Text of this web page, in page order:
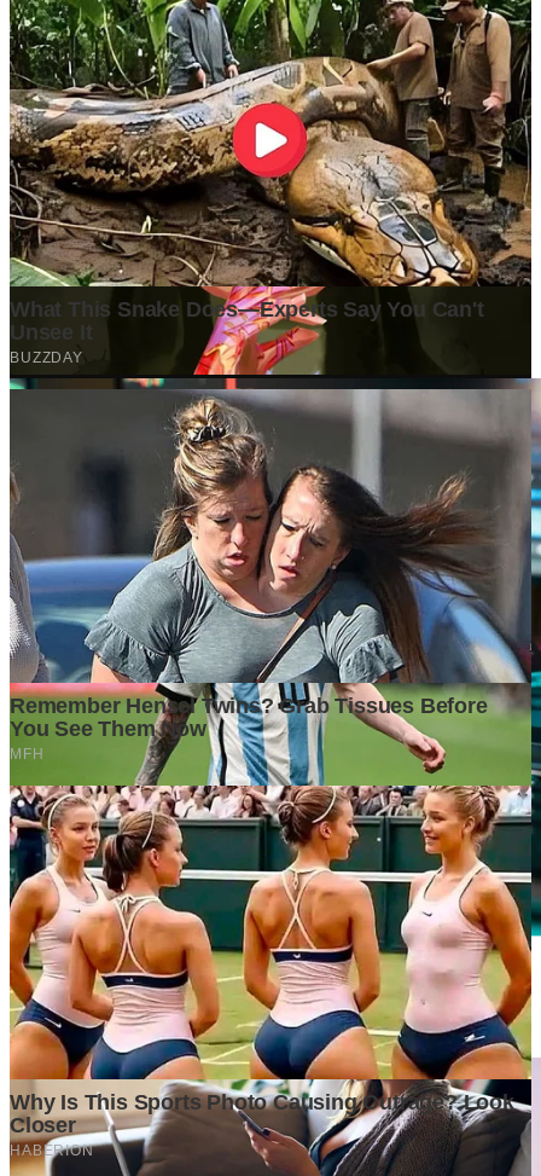
Ditulis olehKontributor
Penyuka detail yang percaya bahwa setiap tulisan punya nyawa.
Bertugas merangkai ide menjadi cerita yang mengalir, memastikan
setiap titik dan koma berada di tempat yang tepat untuk kenyamanan
membacamu
Komentar (0)
Tulis Komentar
Belum ada komentar. Jadilah yang pertama!
Baca Juga
Mengapa Perusahaan Besar Mulai Mengurangi Jumlah
Karyawan, tetapi Tetap Mencatatkan Laba yang Tinggi?
3 weeks ago